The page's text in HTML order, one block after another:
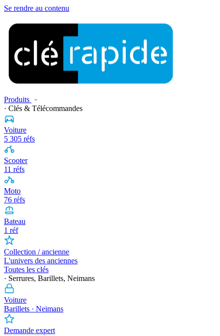
Se rendre au contenu
Produits
· Clés & Télécommandes
Voiture
5 305 réfs
Scooter
11 réfs
Moto
76 réfs
Bateau
1 réf
Collection / ancienne
L'univers des anciennes
Toutes les clés
· Serrures, Barillets, Neimans
Voiture
Barillets · Neimans
Demande expert